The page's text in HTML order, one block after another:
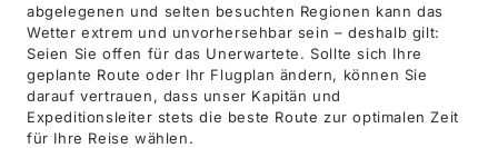
abgelegenen und selten besuchten Regionen kann das
Wetter extrem und unvorhersehbar sein – deshalb gilt:
Seien Sie offen für das Unerwartete. Sollte sich Ihre
geplante Route oder Ihr Flugplan ändern, können Sie
darauf vertrauen, dass unser Kapitän und
Expeditionsleiter stets die beste Route zur optimalen Zeit
für Ihre Reise wählen.